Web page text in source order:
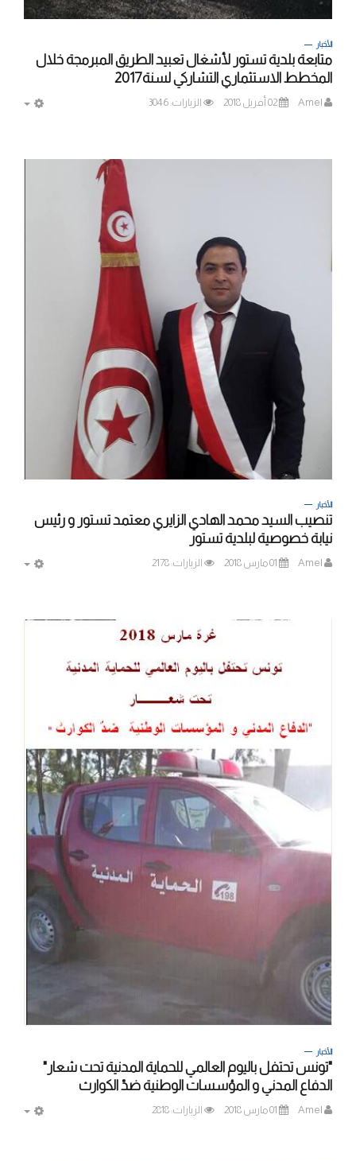
الأخبار
متابعة بلدية تستور لأشغال تعبيد الطريق المبرمجة خلال
المخطط الاستثماري التشاركي لسنة2017
Amel 02 أفريل 2018 الزيارات: 3046
الأخبار
تنصيب السيد محمد الهادي الزايري معتمد تستور و رئيس
نيابة خصوصية لبلدية تستور
Amel 01 مارس 2018 الزيارات: 2178
الأخبار
"تونس تحتفل باليوم العالمي للحماية المدنية تحت شعار"
الدفاع المدني و المؤسسات الوطنية ضدّ الكوارث
Amel 01 مارس 2018 الزيارات: 2818